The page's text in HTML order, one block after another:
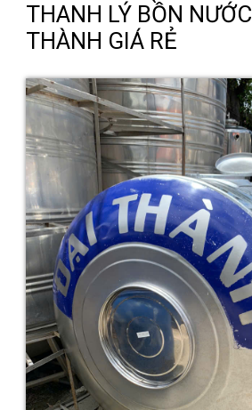
THANH LÝ BỒN
THÀNH GIÁ RẺ